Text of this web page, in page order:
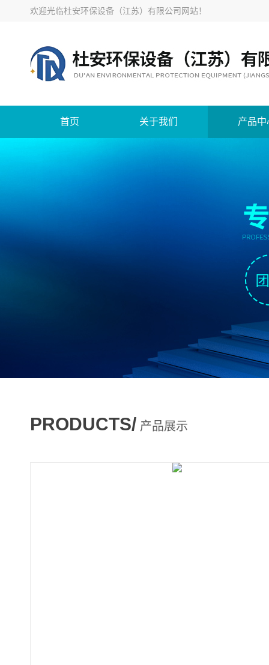
欢迎光临杜安环保设备（江苏）有限公司网站！
首页 关于我们 产品中
PRODUCTS/ 产品展示